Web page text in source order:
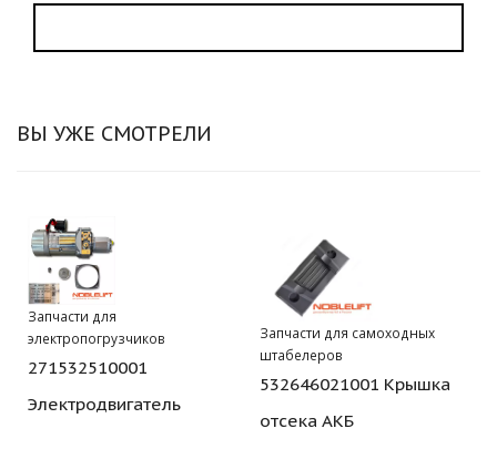
ВЫ УЖЕ СМОТРЕЛИ
Запчасти для
электропогрузчиков
271532510001
Электродвигатель
Запчасти для самоходных
штабелеров
532646021001 Крышка
отсека АКБ